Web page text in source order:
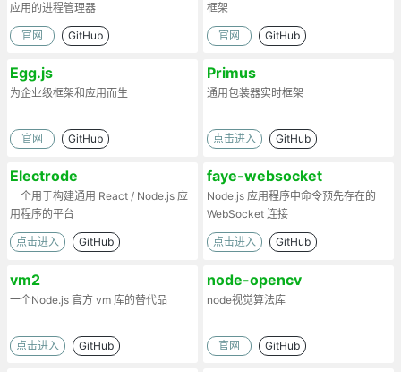
应用的进程管理器
官网 GitHub
框架
官网 GitHub
Egg.js
为企业级框架和应用而生
官网 GitHub
Primus
通用包装器实时框架
点击进入 GitHub
Electrode
一个用于构建通用 React / Node.js 应
用程序的平台
点击进入 GitHub
faye-websocket
Node.js 应用程序中命令预先存在的
WebSocket 连接
点击进入 GitHub
vm2
一个Node.js 官方 vm 库的替代品
点击进入 GitHub
node-opencv
node视觉算法库
官网 GitHub